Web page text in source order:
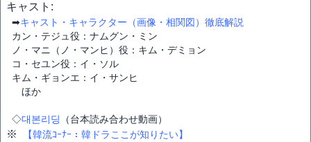
キャスト:
➡キャスト・キャラクター（画像・相関図）徹底解説
カン・テジュ役：ナムグン・ミン
ノ・マニ（ノ・マンヒ）役：キム・デミョン
コ・セユン役：イ・ソル
キム・ギョンエ：イ・サンヒ
ほか
◇대본리딩 （台本読み合わせ動画）
※ 【韓流ｺｰﾅｰ：韓ドラここが知りたい】